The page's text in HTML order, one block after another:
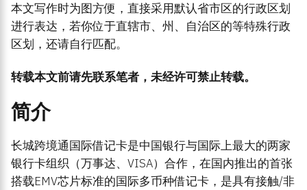
本文写作时为图方便，直接采用默认省市区的行政区划
进行表达，若你位于直辖市、州、自治区的等特殊行政
区划，还请自行匹配。
转载本文前请先联系笔者，未经许可禁止转载。
简介
长城跨境通国际借记卡是中国银行与国际上最大的两家
银行卡组织（万事达、VISA）合作，在国内推出的首张
搭载EMV芯片标准的国际多币种借记卡，是具有接触/非